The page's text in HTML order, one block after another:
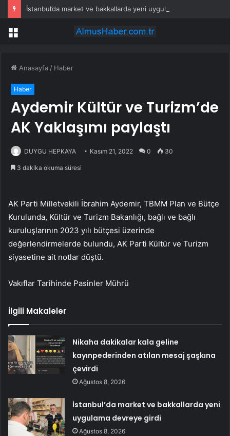
Menü
Anasayfa / Haber
Haber
Aydemir Kültür ve Turizm’de
AK Yaklaşımı paylaştı
DUYGU HEPKAYA Kasım 21, 2022 0 30
3 dakika okuma süresi
AK Parti Milletvekili İbrahim Aydemir, TBMM Plan ve Bütçe
Kurulunda, Kültür ve Turizm Bakanlığı, bağlı ve bağlı
kuruluşlarının 2023 yılı bütçesi üzerinde
değerlendirmelerde bulundu, AK Parti Kültür ve Turizm
siyasetine ait notlar düştü.
Vakıflar Tarihinde Pasinler Mührü
İlgili Makaleler
Nikaha dakikalar kala geline
kayınpederinden atılan mesaj şaşkına
çevirdi
Ağustos 8, 2026
İstanbul’da market ve bakkallarda yeni
uygulama devreye girdi
Ağustos 8, 2026